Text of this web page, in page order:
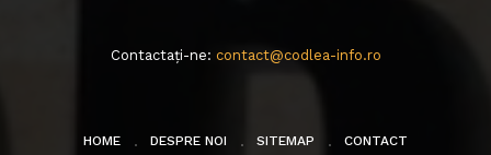
Contactați-ne: contact@codlea-info.ro
HOME DESPRE NOI SITEMAP CONTACT